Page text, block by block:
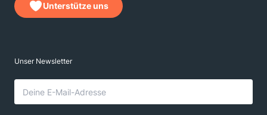
Unterstütze uns